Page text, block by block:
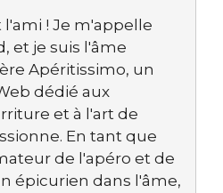
l'ami ! Je m'appelle
et je suis l'âme
Apéritissimo, un
dédié aux
et à l'art de
En tant que
de l'apéro et de
épicurien dans l'âme,